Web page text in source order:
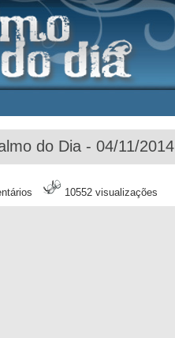
do Dia - 04/11/2014
10552 visualizações